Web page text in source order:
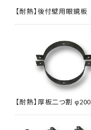
【耐熱】後付壁用眼鏡板
【耐熱】厚板二つ割 φ200